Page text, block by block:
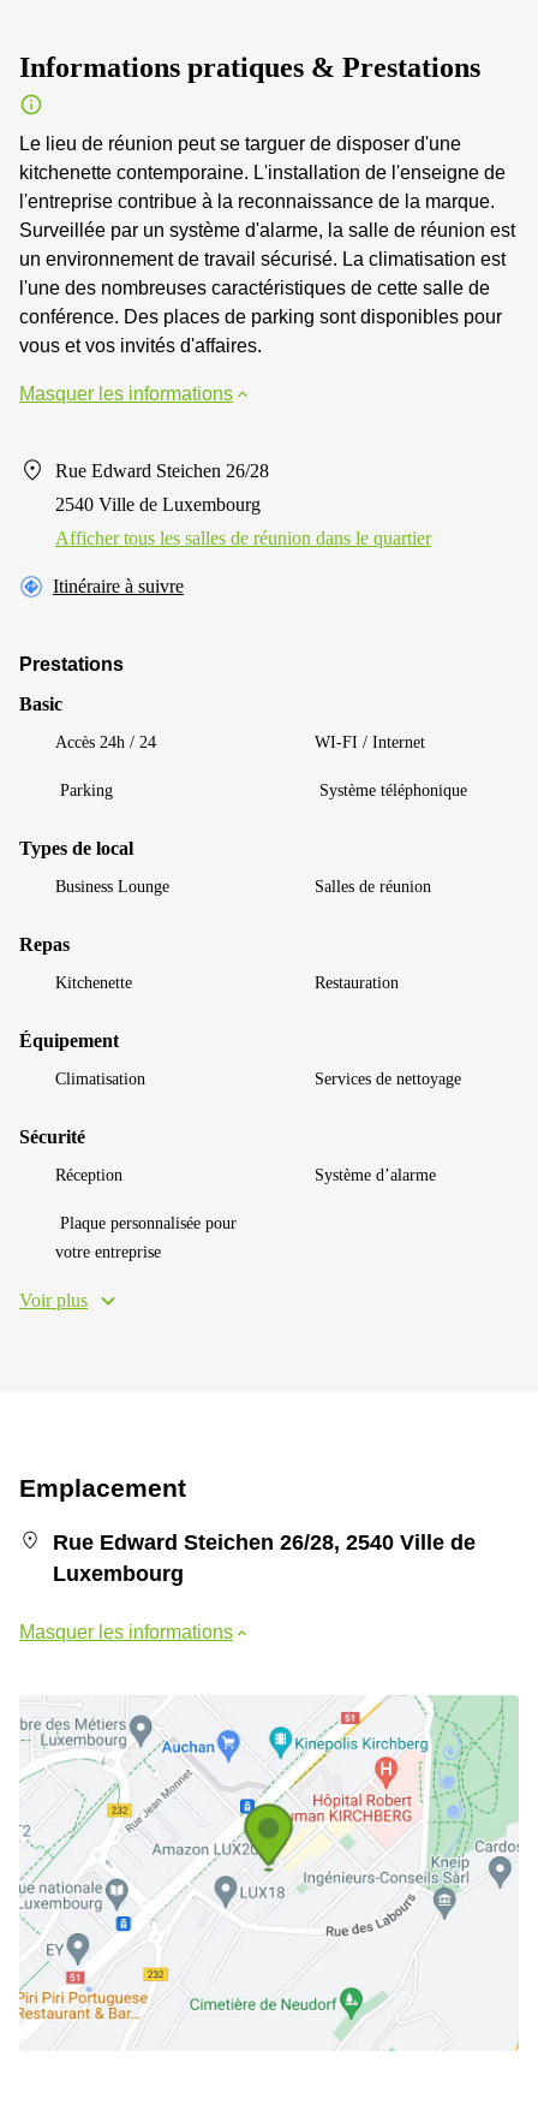
Informations pratiques & Prestations
Le lieu de réunion peut se targuer de disposer d'une
kitchenette contemporaine. L'installation de l'enseigne de
l'entreprise contribue à la reconnaissance de la marque.
Surveillée par un système d'alarme, la salle de réunion est
un environnement de travail sécurisé. La climatisation est
l'une des nombreuses caractéristiques de cette salle de
conférence. Des places de parking sont disponibles pour
vous et vos invités d'affaires.
Masquer les informations
Rue Edward Steichen 26/28
2540 Ville de Luxembourg
Afficher tous les salles de réunion dans le quartier
Itinéraire à suivre
Prestations
Basic
Accès 24h / 24 WI-FI / Internet
Parking Système téléphonique
Types de local
Business Lounge Salles de réunion
Repas
Kitchenette Restauration
Équipement
Climatisation Services de nettoyage
Sécurité
Réception Système d’alarme
Plaque personnalisée pour
votre entreprise
Voir plus
Emplacement
Rue Edward Steichen 26/28, 2540 Ville de
Luxembourg
Masquer les informations